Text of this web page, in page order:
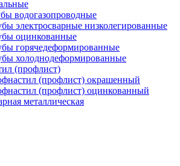
водогазопроводные
электросварные низколегированные
оцинкованные
горячедеформированные
холоднодеформированные
(профлист)
(профлист) окрашенный
(профлист) оцинкованный
металлическая